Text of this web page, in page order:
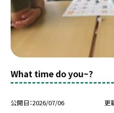
What time do you~?
公開日 2026/07/06 更